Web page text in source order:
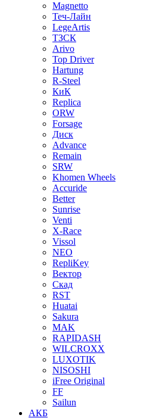
Magnetto
Теч-Лайн
LegeArtis
ТЗСК
Arivo
Top Driver
Hartung
R-Steel
КиК
Replica
ORW
Forsage
Диск
Advance
Remain
SRW
Khomen Wheels
Accuride
Better
Sunrise
Venti
X-Race
Vissol
NEO
RepliKey
Вектор
Скад
RST
Huatai
Sakura
MAK
RAPIDASH
WILCROXX
LUXOTIK
NISOSHI
iFree Original
FF
Sailun
АКБ